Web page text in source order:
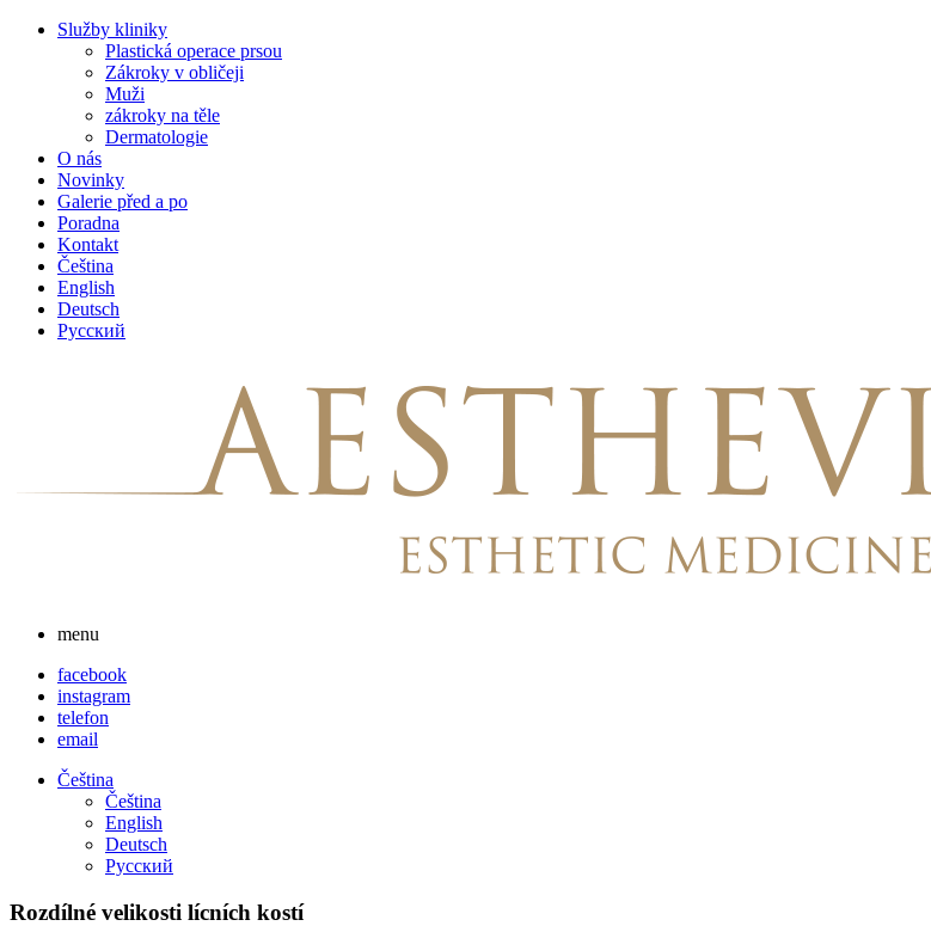
Skip
Služby kliniky
Plastická operace prsou
Zákroky v obličeji
Muži
zákroky na těle
Dermatologie
O nás
Novinky
Galerie před a po
Poradna
Kontakt
Čeština
English
Deutsch
Русский
menu
facebook
instagram
telefon
email
Čeština
Čeština
English
Deutsch
Русский
Rozdílné velikosti lícních kostí